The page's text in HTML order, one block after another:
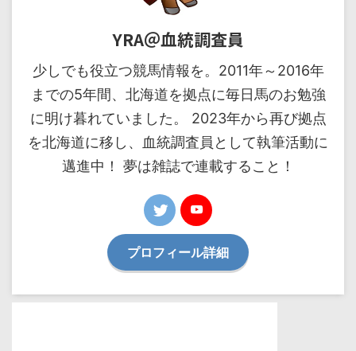
YRA＠血統調査員
少しでも役立つ競馬情報を。2011年～2016年
までの5年間、北海道を拠点に毎日馬のお勉強
に明け暮れていました。 2023年から再び拠点
を北海道に移し、血統調査員として執筆活動に
邁進中！ 夢は雑誌で連載すること！
プロフィール詳細